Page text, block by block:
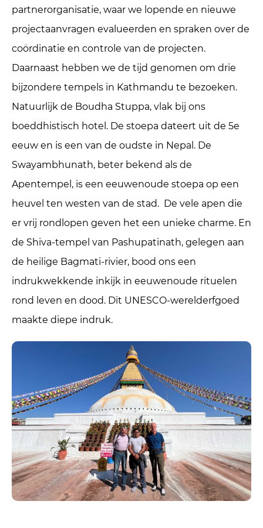
partnerorganisatie, waar we lopende en nieuwe
projectaanvragen evalueerden en spraken over de
coördinatie en controle van de projecten.
Daarnaast hebben we de tijd genomen om drie
bijzondere tempels in Kathmandu te bezoeken.
Natuurlijk de Boudha Stuppa, vlak bij ons
boeddhistisch hotel. De stoepa dateert uit de 5e
eeuw en is een van de oudste in Nepal. De
Swayambhunath, beter bekend als de
Apentempel, is een eeuwenoude stoepa op een
heuvel ten westen van de stad. De vele apen die
er vrij rondlopen geven het een unieke charme. En
de Shiva-tempel van Pashupatinath, gelegen aan
de heilige Bagmati-rivier, bood ons een
indrukwekkende inkijk in eeuwenoude rituelen
rond leven en dood. Dit UNESCO-werelderfgoed
maakte diepe indruk.